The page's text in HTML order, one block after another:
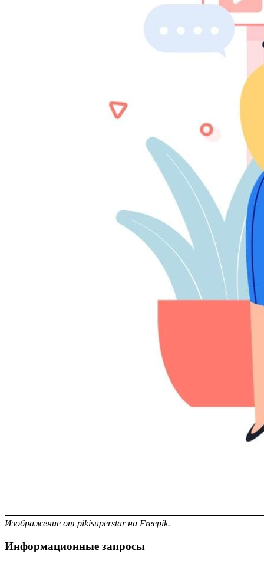
Изображение от pikisuperstar на Freepik.
Информационные запросы